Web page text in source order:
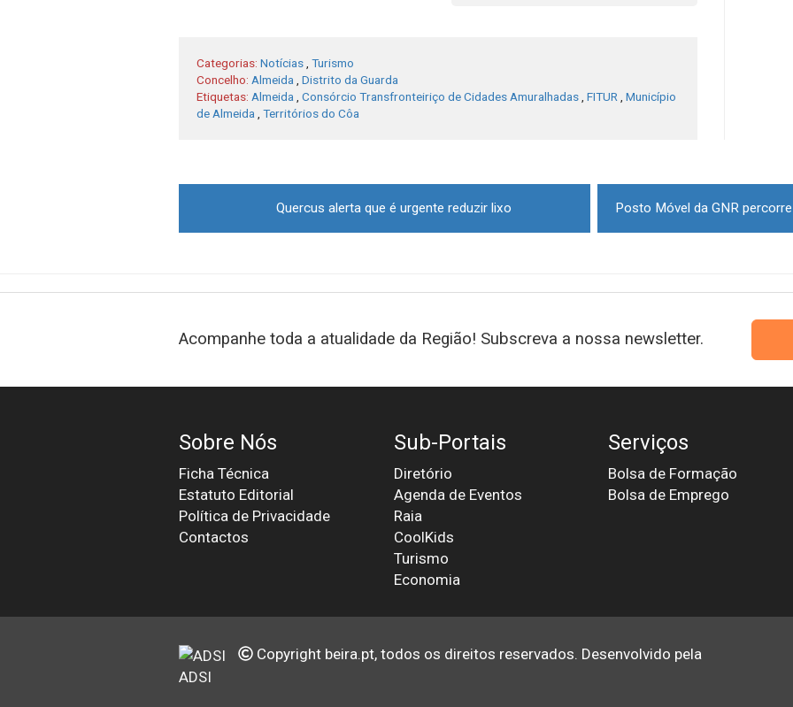
Categorias: Notícias Turismo
Concelho: Almeida
Distrito da Guarda
Etiquetas: Almeida Consórcio Transfronteiriço de Cidades Amuralhadas FITUR
Município
de Almeida
Territórios do Côa
Quercus alerta que é urgente reduzir lixo
Acompanhe toda a atualidade da Região! Subscreva a nossa newsletter.
Sobre Nós
Ficha Técnica
Estatuto Editorial
Política de Privacidade
Contactos
Sub-Portais
Diretório
Agenda de Eventos
Raia
CoolKids
Turismo
Economia
Serviços
Bolsa de Formação
Bolsa de Emprego
Copyright beira.pt, todos os direitos reservados. Desenvolvido pela
ADSI